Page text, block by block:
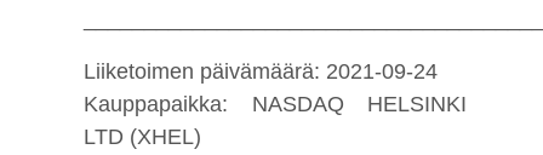
Liiketoimen päivämäärä: 2021-09-24
Kauppapaikka: NASDAQ HELSINKI
LTD (XHEL)